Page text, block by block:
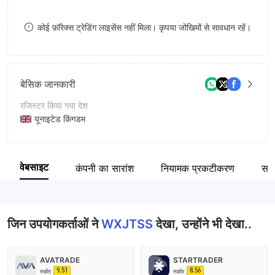
8 कोई फ़ॉरेक्स ट्रेडिंग लाइसेंस नहीं मिला। कृपया जोखिमों से सावधान रहें।
बेसिक जानकारी
रजिस्टर किया गया देश
यूनाइटेड किंगडम
कंपनी का नाम
वेबसाइट कंपनी का सारांश नियामक प्रकटीकरण
जिन उपयोगकर्ताओं नेWXJTSSदेखा, उन्होंने भी देखा..
AVATRADE
स्कोर 9.51
STARTRADER
स्कोर 8.56